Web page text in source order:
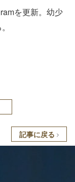
を更新。幼少
記事に戻る